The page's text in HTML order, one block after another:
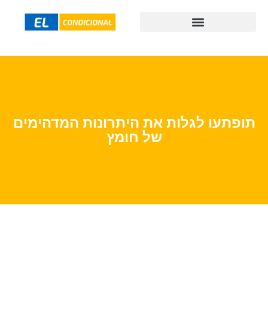
תופתעו לגלות את היתרונות המדהימים
של חומץ